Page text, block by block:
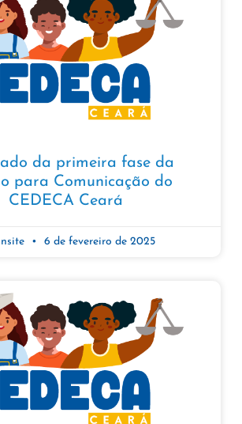
da primeira fase da
para Comunicação do
CEDECA Ceará
6 de fevereiro de 2025